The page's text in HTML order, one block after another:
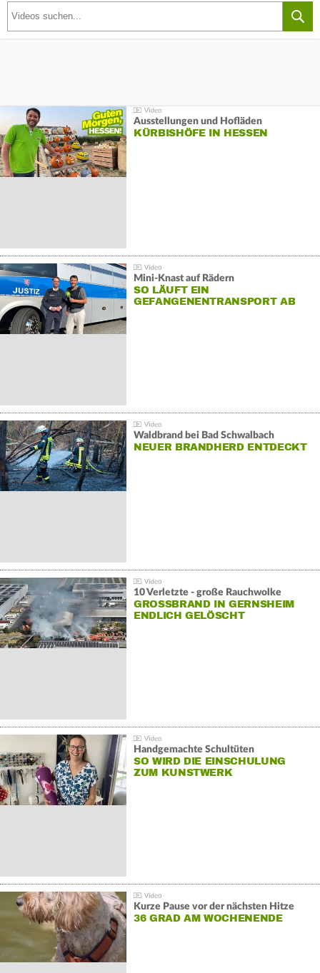
Ausstellungen und Hofläden
KÜRBISHÖFE IN HESSEN
Mini-Knast auf Rädern
SO LÄUFT EIN
GEFANGENENTRANSPORT AB
Waldbrand bei Bad Schwalbach
NEUER BRANDHERD ENTDECKT
10 Verletzte - große Rauchwolke
GROSSBRAND IN GERNSHEIM E
NDLICH GELÖSCHT
Handgemachte Schultüten
SO WIRD DIE EINSCHULUNG
ZUM KUNSTWERK
Kurze Pause vor der nächsten Hitze
36 GRAD AM WOCHENENDE